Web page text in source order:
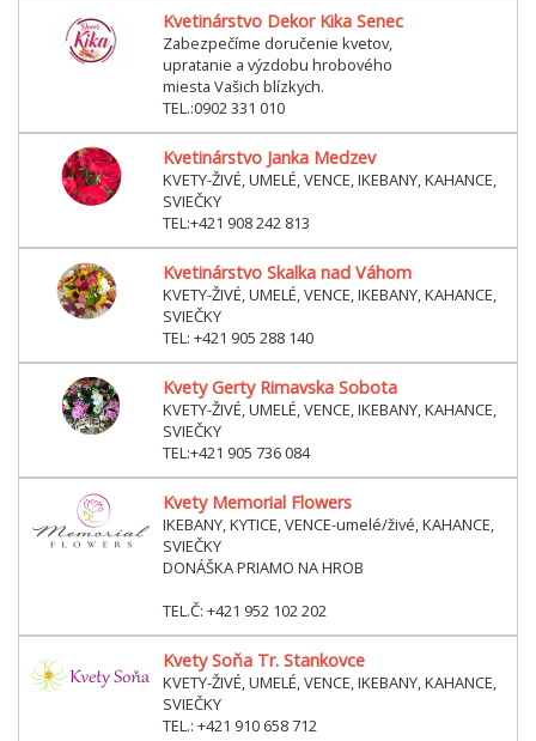
Kvetinárstvo Dekor Kika Senec
Zabezpečíme doručenie kvetov,
upratanie a výzdobu hrobového
miesta Vašich blízkych.
TEL.:0902 331 010
Kvetinárstvo Janka Medzev
KVETY-ŽIVÉ, UMELÉ, VENCE, IKEBANY, KAHANCE,
SVIEČKY
TEL:+421 908 242 813
Kvetinárstvo Skalka nad Váhom
KVETY-ŽIVÉ, UMELÉ, VENCE, IKEBANY, KAHANCE,
SVIEČKY
TEL: +421 905 288 140
Kvety Gerty Rimavska Sobota
KVETY-ŽIVÉ, UMELÉ, VENCE, IKEBANY, KAHANCE,
SVIEČKY
TEL:+421 905 736 084
Kvety Memorial Flowers
IKEBANY, KYTICE, VENCE-umelé/živé, KAHANCE,
SVIEČKY
DONÁŠKA PRIAMO NA HROB
TEL.Č: +421 952 102 202
Kvety Soňa Tr. Stankovce
KVETY-ŽIVÉ, UMELÉ, VENCE, IKEBANY, KAHANCE,
SVIEČKY
TEL.: +421 910 658 712